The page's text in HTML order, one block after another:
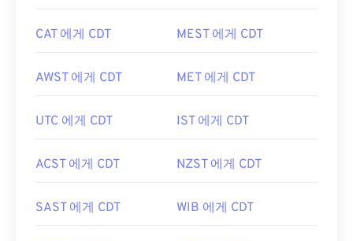
CAT 에게 CDT MEST 에게 CDT
AWST 에게 CDT MET 에게 CDT
UTC 에게 CDT IST 에게 CDT
ACST 에게 CDT NZST 에게 CDT
SAST 에게 CDT WIB 에게 CDT